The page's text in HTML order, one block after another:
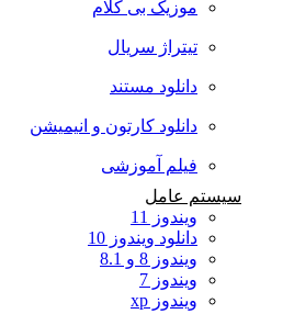
موزیک بی کلام
تیتراژ سریال
دانلود مستند
دانلود کارتون و انیمیشن
فیلم آموزشی
سیستم عامل
ویندوز 11
دانلود ویندوز 10
ویندوز 8 و 8.1
ویندوز 7
ویندوز xp